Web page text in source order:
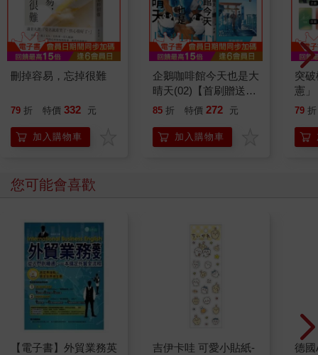
刪掉容易，忘掉很難
79 折 特價 332 元
加入購物車
企鵝咖啡館今天也是大
晴天(02)【首刷贈送
「謹賀新年」收藏卡】
85 折 特價 272 元
加入購物車
突
憲
台
「
79 折
您可能會喜歡
【電子書】外貿業務英
吉伊卡哇 可愛小貼紙-
德國